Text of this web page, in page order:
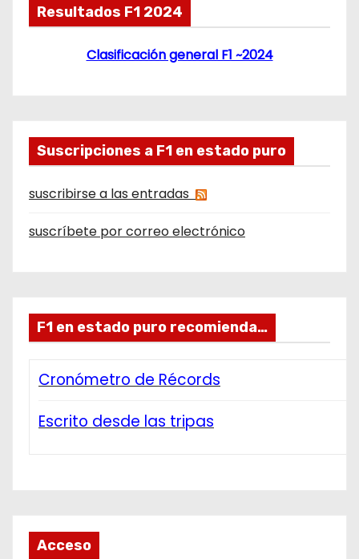
Resultados F1 2024
Clasificación general F1 ~2024
Suscripciones a F1 en estado puro
suscribirse a las entradas
suscríbete por correo electrónico
F1 en estado puro recomienda…
Cronómetro de Récords
Escrito desde las tripas
Acceso